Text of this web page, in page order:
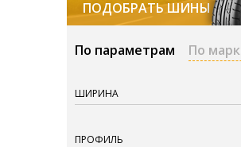
ПОДОБРАТЬ ШИНЫ
По параметрам По
ШИРИНА
ПРОФИЛЬ